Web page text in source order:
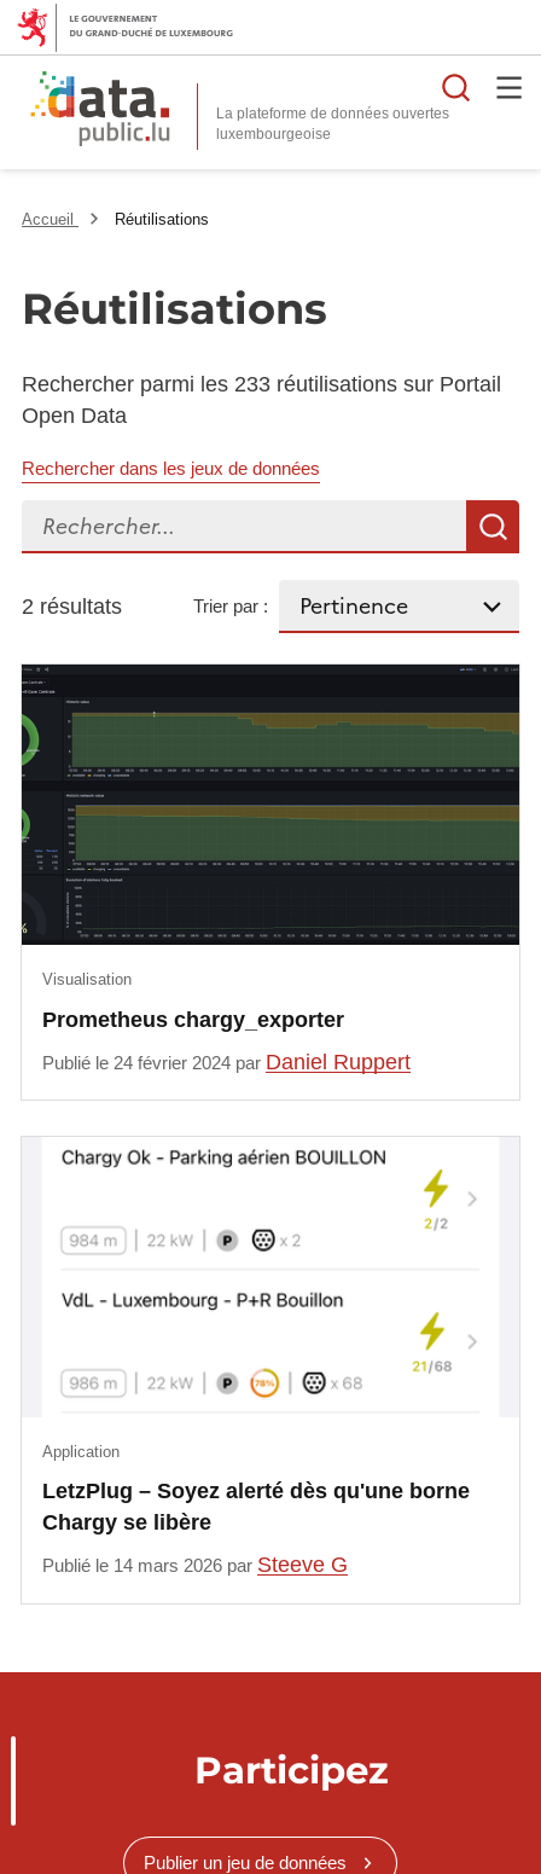
La plateforme de données ouvertes
Accueil Réutilisations
Réutilisations
Rechercher parmi les 233 réutilisations sur Portail
Open Data
Rechercher dans les jeux de données
Rechercher...
2 résultats Trier par :
Prometheus chargy_exporter
Visualisation
Publié le 24 février 2024 par Daniel Ruppert
LetzPlug – Soyez alerté dès qu'une borne
Chargy se libère
Application
Publié le 14 mars 2026 par Steeve G
Participez
Publier un jeu de données